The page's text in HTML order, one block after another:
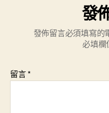
發
發佈留言必須填寫的
必填欄
留言*